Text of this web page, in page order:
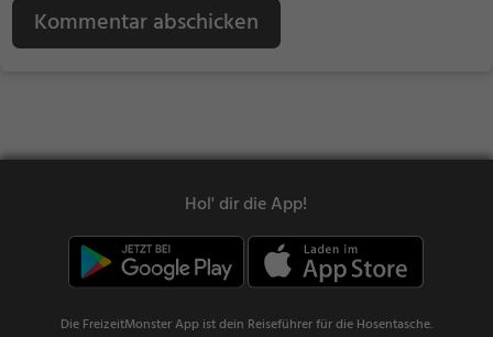
Kommentar abschicken
Hol' dir die App!
Die FreizeitMonster App ist dein Reiseführer für die Hosentasche.